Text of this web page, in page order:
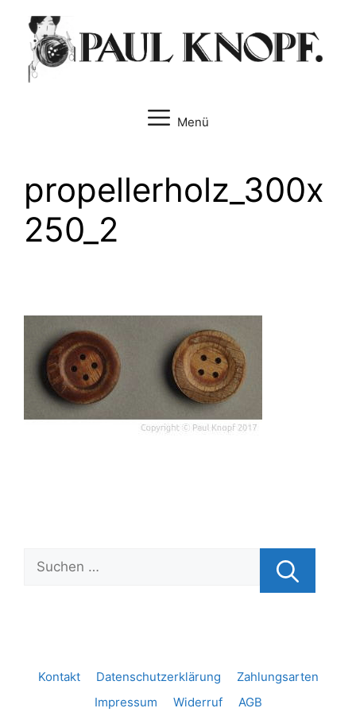
Inhalt
springen
Menü
propellerholz_300x
250_2
Suchen
nach:
Kontakt Datenschutzerklärung
Zahlungsarten
Impressum
Widerruf AGB